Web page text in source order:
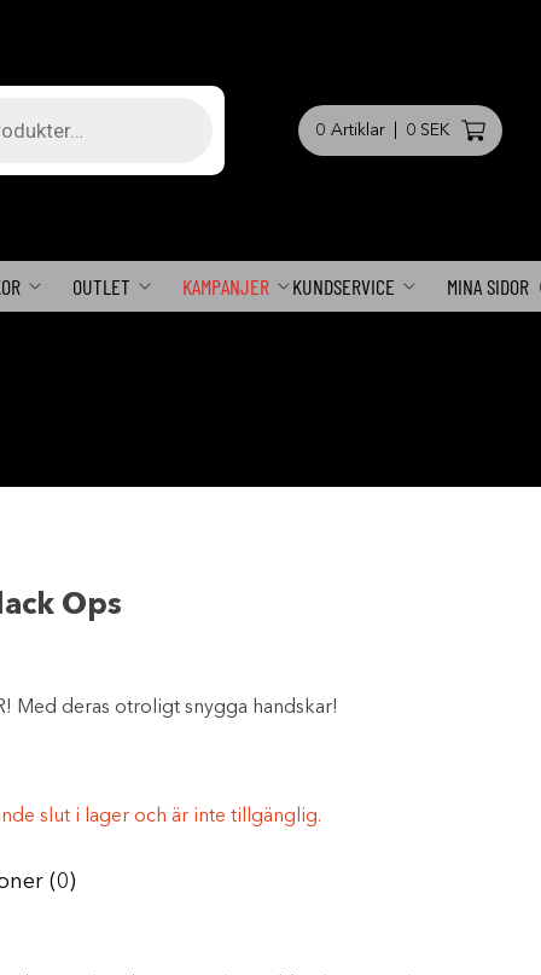
0 Artiklar 0 SEK
OUTLET KAMPANJER KUNDSERVICE MINA SIDOR
Ops
Med deras otroligt snygga handskar!
slut i lager och är inte tillgänglig.
(0)